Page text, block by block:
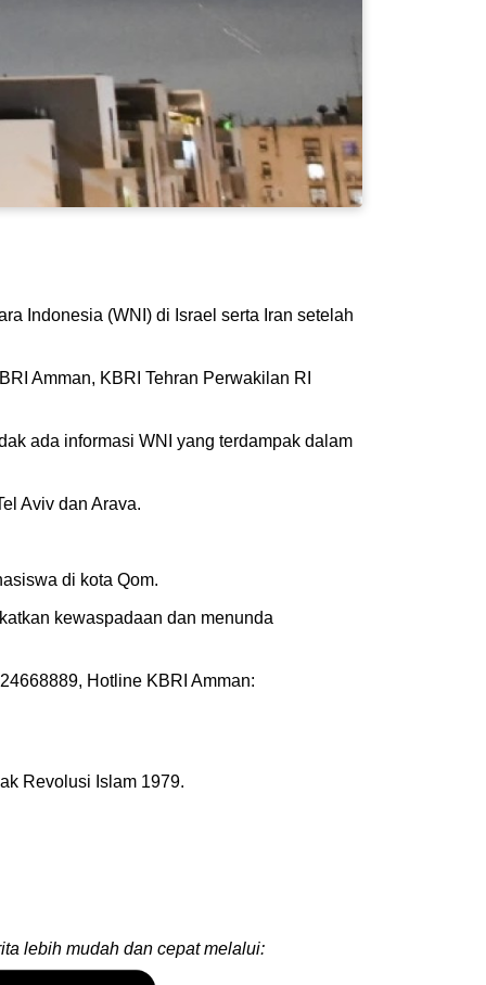
Indonesia (WNI) di Israel serta Iran setelah
Amman, KBRI Tehran Perwakilan RI
ada informasi WNI yang terdampak dalam
Aviv dan Arava.
di kota Qom.
kewaspadaan dan menunda
Hotline KBRI Amman:
Revolusi Islam 1979.
lebih mudah dan cepat melalui: